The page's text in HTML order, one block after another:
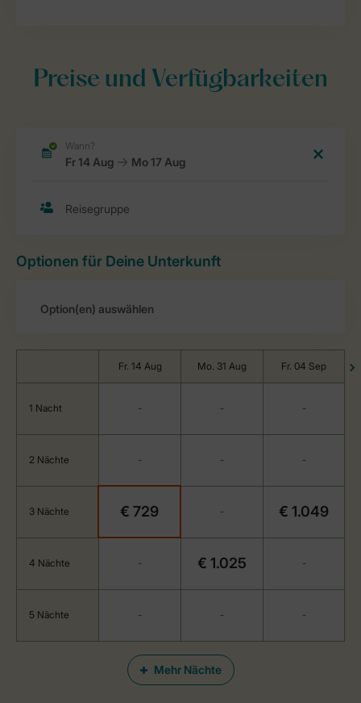
Preise und Verfügbarkeiten
Optionen für Deine Unterkunft
Mehr Nächte
Fr. 14 Aug Mo. 31 Aug Fr. 04 Sep
1 Nacht - - -
2 Nächte - - -
3 Nächte € 729 - € 1.049
4 Nächte - € 1.025 -
5 Nächte - - -